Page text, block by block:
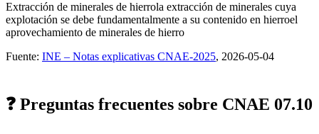
Extracción de minerales de hierrola extracción de minerales cuya
explotación se debe fundamentalmente a su contenido en hierroel
aprovechamiento de minerales de hierro
Fuente: INE – Notas explicativas CNAE-2025, 2026-05-04
❓ Preguntas frecuentes sobre CNAE 07.10